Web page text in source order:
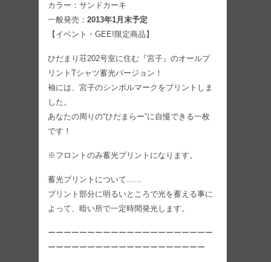
カラー：サンドカーキ
一般発売： 2013年1月末予定
【イベント・GEE!限定商品】
ひだまり荘202号室に住む『宮子』のオールプ
リントTシャツ蓄光バージョン！
袖には、宮子のシンボルマークをプリントしま
した。
あなたの周りの“ひだまらー”に自慢できる一枚
です！
※フロントのみ蓄光プリントになります。
蓄光プリントについて……
プリント部分に明るいところで光を蓄える事に
よって、暗い所で一定時間発光します。
ーーーーーーーーーーーーーーーーーーーーー
ーーーーーーーーーーーーーーーーーーーー